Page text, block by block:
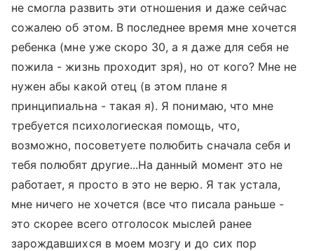
не смогла развить эти отношения и даже сейчас
сожалею об этом. В последнее время мне хочется
ребенка (мне уже скоро 30, а я даже для себя не
пожила - жизнь проходит зря), но от кого? Мне не
нужен абы какой отец (в этом плане я
принципиальна - такая я). Я понимаю, что мне
требуется психологиеская помощь, что,
возможно, посоветуете полюбить сначала себя и
тебя полюбят другие...На данный момент это не
работает, я просто в это не верю. Я так устала,
мне ничего не хочется (все что писала раньше -
это скорее всего отголосок мыслей ранее
зарождавшихся в моем мозгу и до сих пор